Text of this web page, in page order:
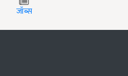
जॉब्स